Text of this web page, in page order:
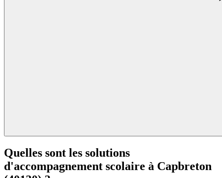
Quelles sont les solutions
d'accompagnement scolaire à Capbreton